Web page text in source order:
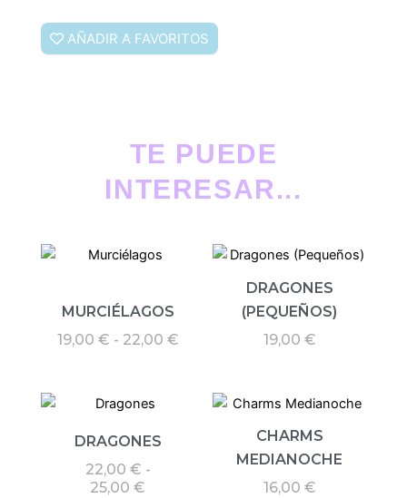
AÑADIR A FAVORITOS
TE PUEDE
INTERESAR...
MURCIÉLAGOS
19,00 € - 22,00 €
Rango
hasta
DRAGONES
(PEQUEÑOS)
19,00 €
DRAGONES
22,00 € -
25,00 €
Rango
precios:
22,00 €
CHARMS
MEDIANOCHE
16,00 €